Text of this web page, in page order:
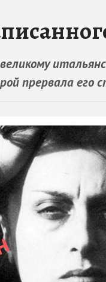
прервала его